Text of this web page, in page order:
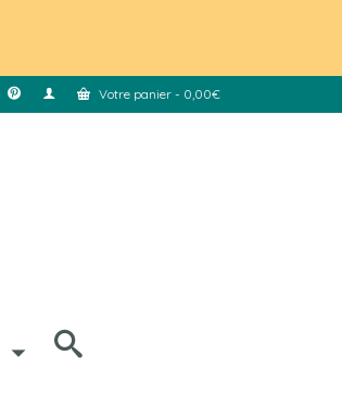
Votre panier - 0,00€